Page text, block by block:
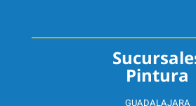
Pintura
GUADALAJARA